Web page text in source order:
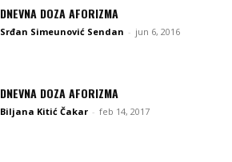
DNEVNA DOZA AFORIZMA
Srđan Simeunović Sendan - jun 6, 2016
DNEVNA DOZA AFORIZMA
Biljana Kitić Čakar - feb 14, 2017